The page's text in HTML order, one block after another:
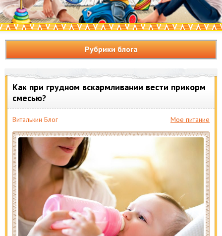
Рубрики блога
Как при грудном вскармливании вести прикорм
смесью?
Виталькин Блог Мое питание